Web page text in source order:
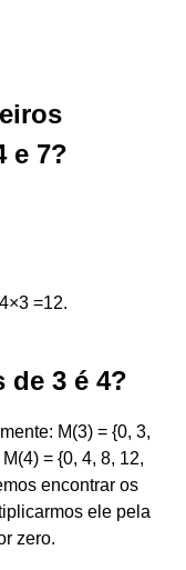
e 7?
=12.
3 é 4?
M(3) = {0, 3,
= {0, 4, 8, 12,
encontrar os
ele pela
zero.